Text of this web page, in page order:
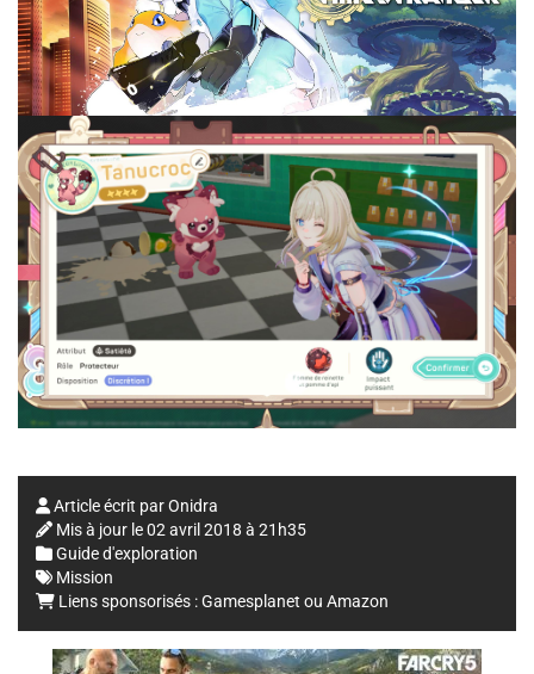
Article écrit parOnidra
Mis à jour le02 avril 2018 à 21h35
Guide d'exploration
Mission
Liens sponsorisés :Gamesplanet ou Amazon